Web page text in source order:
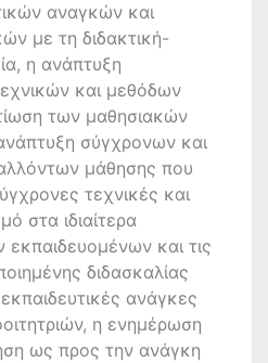
αναγκών και
με τη διδακτική-
η ανάπτυξη
και μεθόδων
των μαθησιακών
σύγχρονων και
μάθησης που
τεχνικές και
στα ιδιαίτερα
εκπαιδευoμένων και τις
διδασκαλίας
ανάγκες
η ενημέρωση
ως προς την ανάγκη